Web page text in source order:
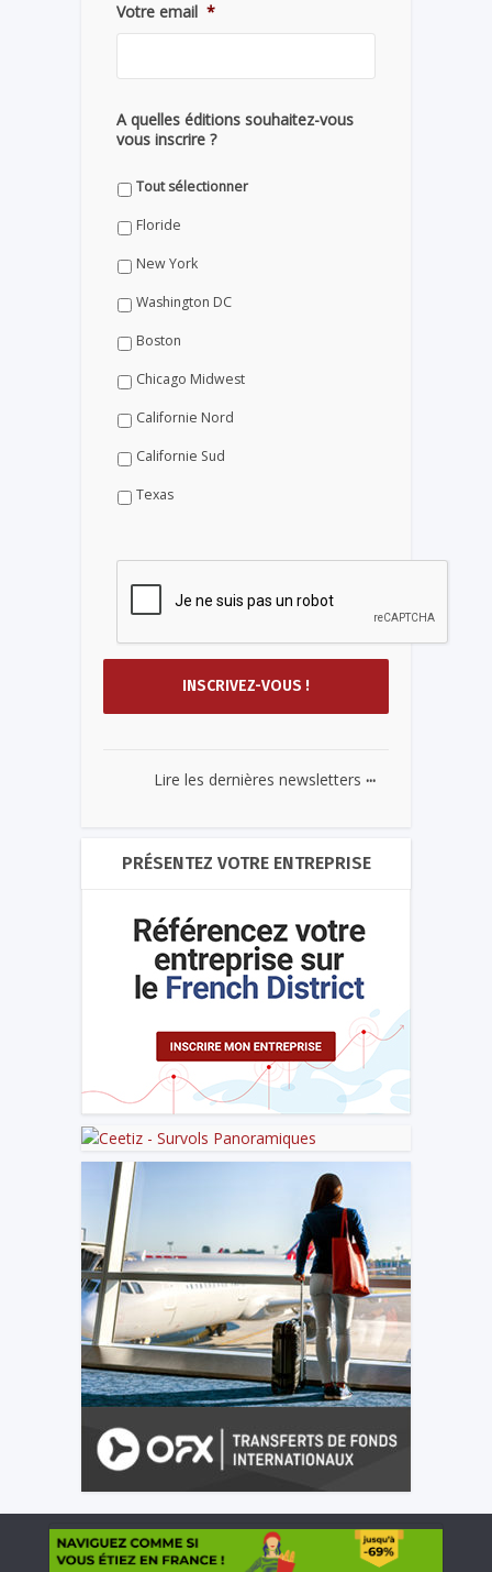
Votre email *
A quelles éditions souhaitez-vous
vous inscrire ?
Tout sélectionner
Floride
New York
Washington DC
Boston
Chicago Midwest
Californie Nord
Californie Sud
Texas
Lire les dernières newsletters ...
PRÉSENTEZ VOTRE ENTREPRISE